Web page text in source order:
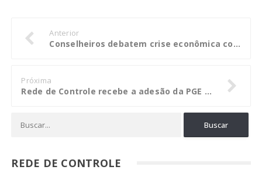
Anterior
Conselheiros debatem crise econômica com especialista em finanças públicas
Próxima
Rede de Controle recebe a adesão da PGE e do Gabinete de Transparência
REDE DE CONTROLE